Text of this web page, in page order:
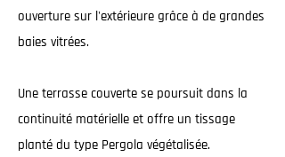
ouverture sur l'extérieure grâce à de grandes
baies vitrées.
Une terrasse couverte se poursuit dans la
continuité matérielle et offre un tissage
planté du type Pergola végétalisée.